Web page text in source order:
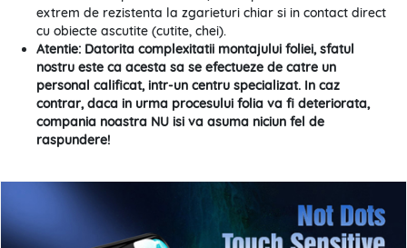
extrem de rezistenta la zgarieturi chiar si in contact direct
cu obiecte ascutite (cutite, chei).
Atentie: Datorita complexitatii montajului foliei, sfatul
nostru este ca acesta sa se efectueze de catre un
personal calificat, intr-un centru specializat. In caz
contrar, daca in urma procesului folia va fi deteriorata,
compania noastra NU isi va asuma niciun fel de
raspundere!